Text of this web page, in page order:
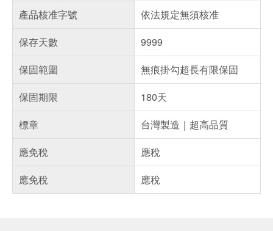
產品核准字號
依法規定無須核准
保存天數
9999
保固範圍
無痕掛勾超長有限保固
保固期限
180天
標章
台灣製造｜超高品質
應免稅
應稅
應免稅
應稅